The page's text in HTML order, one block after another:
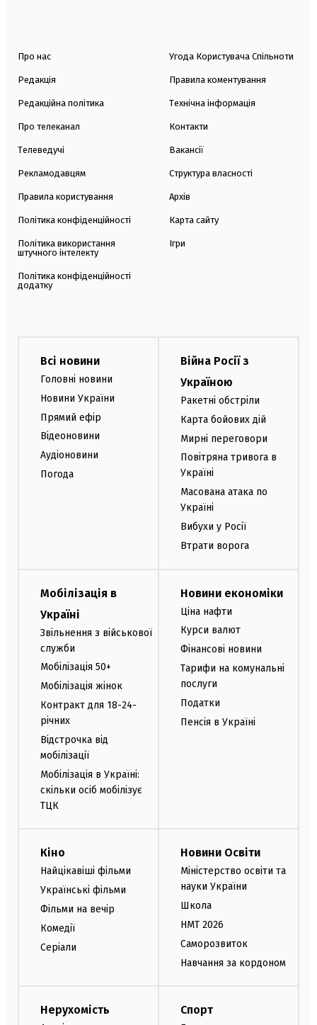
Про нас
Редакція
Редакційна політика
Про телеканал
Телеведучі
Рекламодавцям
Правила користування
Політика конфіденційності
Політика використання
штучного інтелекту
Політика конфіденційності
додатку
Угода Користувача Спільноти
Правила коментування
Технічна інформація
Контакти
Вакансії
Структура власності
Архів
Карта сайту
Ігри
Всі новини
Головні новини
Новини України
Прямий ефір
Відеоновини
Аудіоновини
Погода
Війна Росії з
Україною
Ракетні обстріли
Карта бойових дій
Мирні переговори
Повітряна тривога в
Україні
Масована атака по
Україні
Вибухи у Росії
Втрати ворога
Мобілізація в
Україні
Звільнення з військової
служби
Мобілізація 50+
Мобілізація жінок
Контракт для 18-24-
річних
Відстрочка від
мобілізації
Мобілізація в Україні:
скільки осіб мобілізує
ТЦК
Новини економіки
Ціна нафти
Курси валют
Фінансові новини
Тарифи на комунальні
послуги
Податки
Пенсія в Україні
Кіно
Найцікавіші фільми
Українські фільми
Фільми на вечір
Комедії
Серіали
Новини Освіти
Міністерство освіти та
науки України
Школа
НМТ 2026
Саморозвиток
Навчання за кордоном
Нерухомість Спорт